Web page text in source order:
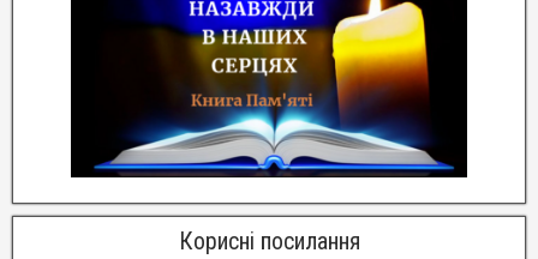
Корисні посилання